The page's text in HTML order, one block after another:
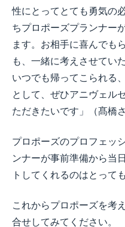
性にとってとても勇気の
ちプロポーズプランナー
ます。お相手に喜んでも
も、一緒に考えさせてい
いつでも帰ってこられる
として、ぜひアニヴェル
ただきたいです」（髙橋さ
プロポーズのプロフェッ
ンナーが事前準備から当
トしてくれるのはとって
これからプロポーズを考
合せしてみてください。